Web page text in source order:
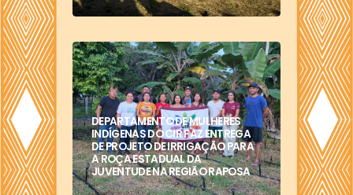
DEPARTAMENTO DE MULHERES
INDÍGENAS DO CIR FAZ ENTREGA
DE PROJETO DE IRRIGAÇÃO PARA
A ROÇA ESTADUAL DA
JUVENTUDE NA REGIÃO RAPOSA